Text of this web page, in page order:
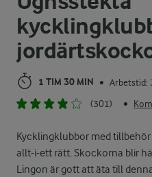
1 TIM 30 MIN • Arbetstid:
(301)
•
Kycklingklubbor med
allt-i-ett rätt. Skockorna blir
Lingon är gott att äta till